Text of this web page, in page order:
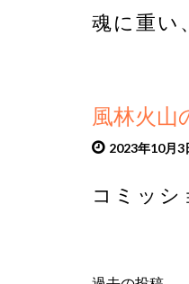
魂に重い
風林火山
2023年10月3
コミッ